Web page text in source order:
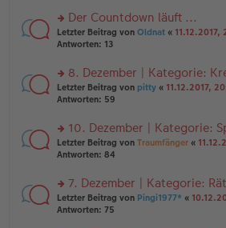
tr
a
g
e
n
er
tr
a
g
n
g
el
e
n
er
tr
a
g
rs
te
n
g
el
e
n
er
tr
a
g
Der Countdown läuft ...
Letzter Beitrag von Oldnat « 11.12.2017,
Antworten: 13
rs
te
n
g
el
e
n
er
8. Dezember | Kategorie:
Letzter Beitrag von pitty « 11.12.2017,
Antworten: 59
rs
te
n
g
el
10. Dezember | Kategorie:
Letzter Beitrag von Traumfänger «
Antworten: 84
rs
te
7. Dezember | Kategorie:
Letzter Beitrag von Pingi1977* «
Antworten: 75